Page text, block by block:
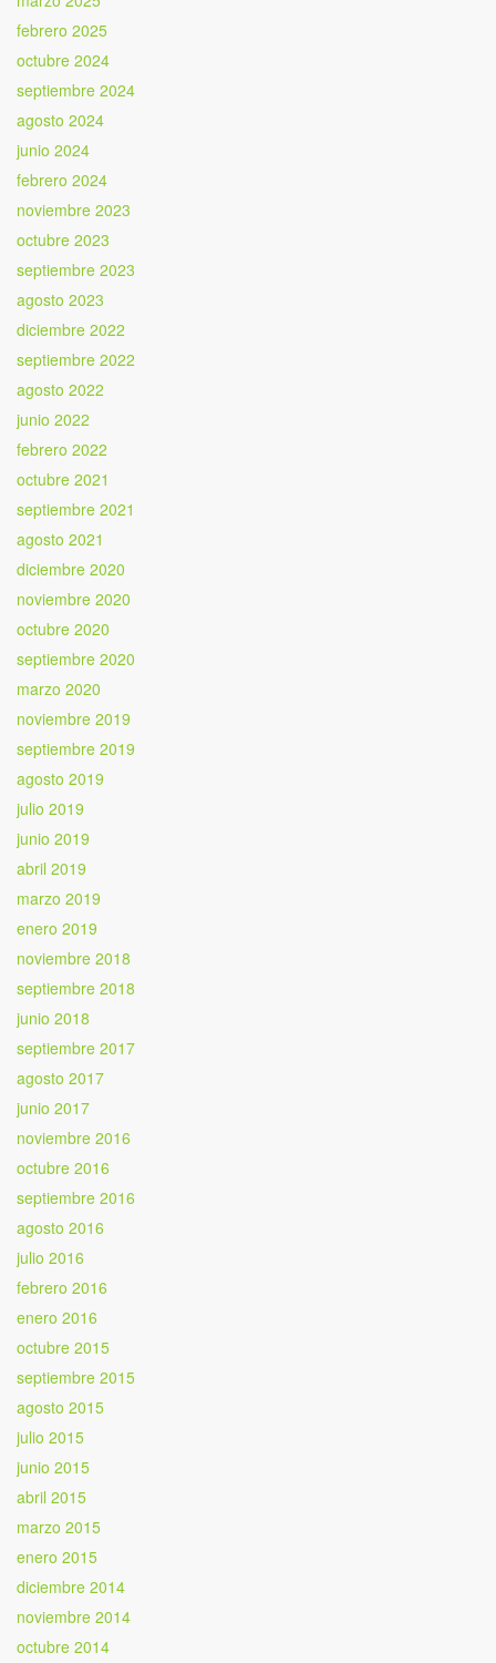
febrero 2025
octubre 2024
septiembre 2024
agosto 2024
junio 2024
febrero 2024
noviembre 2023
octubre 2023
septiembre 2023
agosto 2023
diciembre 2022
septiembre 2022
agosto 2022
junio 2022
febrero 2022
octubre 2021
septiembre 2021
agosto 2021
diciembre 2020
noviembre 2020
octubre 2020
septiembre 2020
marzo 2020
noviembre 2019
septiembre 2019
agosto 2019
julio 2019
junio 2019
abril 2019
marzo 2019
enero 2019
noviembre 2018
septiembre 2018
junio 2018
septiembre 2017
agosto 2017
junio 2017
noviembre 2016
octubre 2016
septiembre 2016
agosto 2016
julio 2016
febrero 2016
enero 2016
octubre 2015
septiembre 2015
agosto 2015
julio 2015
junio 2015
abril 2015
marzo 2015
enero 2015
diciembre 2014
noviembre 2014
octubre 2014